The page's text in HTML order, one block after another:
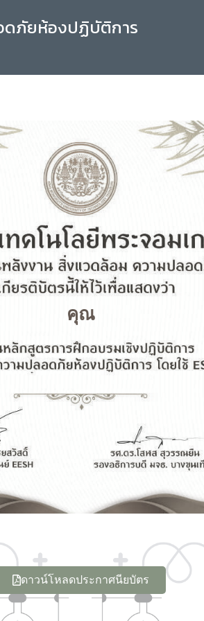
ดภัยห้องปฏิบัติการ
คุณ
ดาวน์โหลดประกาศนียบัตร